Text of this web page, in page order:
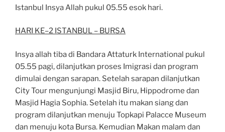
Istanbul Insya Allah pukul 05.55 esok hari.
HARI KE–2 ISTANBUL – BURSA
Insya allah tiba di Bandara Attaturk International pukul
05.55 pagi, dilanjutkan proses Imigrasi dan program
dimulai dengan sarapan. Setelah sarapan dilanjutkan
City Tour mengunjungi Masjid Biru, Hippodrome dan
Masjid Hagia Sophia. Setelah itu makan siang dan
program dilanjutkan menuju Topkapi Palacce Museum
dan menuju kota Bursa. Kemudian Makan malam dan